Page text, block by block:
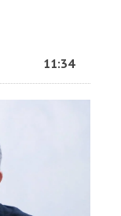
11:34